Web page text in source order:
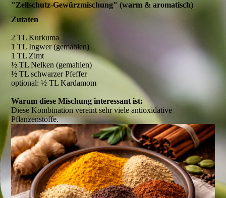
"Zellschutz-Gewürzmischung" (warm & aromatisch)
Zutaten
2 TL Kurkuma
1 TL Ingwer (gemahlen)
1 TL Zimt
½ TL Nelken (gemahlen)
½ TL schwarzer Pfeffer
optional: ½ TL Kardamom
Warum diese Mischung interessant ist:
Diese Kombination vereint sehr viele antioxidative
Pflanzenstoffe.